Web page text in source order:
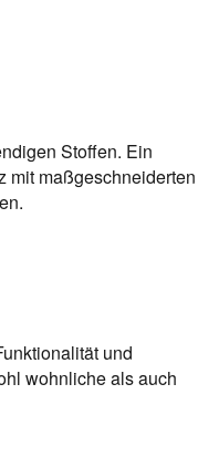
Stoffen. Ein
mit maßgeschneiderten
und
wohnliche als auch